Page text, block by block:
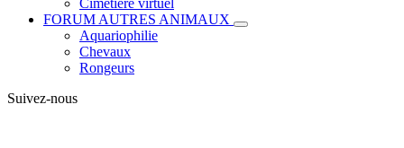
Cimetière virtuel
FORUM AUTRES ANIMAUX
Aquariophilie
Chevaux
Rongeurs
Suivez-nous